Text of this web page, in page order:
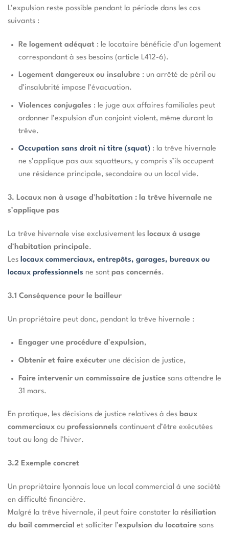
L’expulsion reste possible pendant la période dans les cas
suivants :
Re logement adéquat : le locataire bénéficie d’un logement
correspondant à ses besoins (article L412-6).
Logement dangereux ou insalubre: un arrêté de péril ou
d’insalubrité impose l’évacuation.
Violences conjugales : le juge aux affaires familiales peut
ordonner l’expulsion d’un conjoint violent, même durant la
trêve.
Occupation sans droit ni titre (squat) : la trêve hivernale
ne s’applique pas aux squatteurs, y compris s’ils occupent
une résidence principale, secondaire ou un local vide.
3. Locaux non à usage d’habitation : la trêve hivernale ne
s’applique pas
La trêve hivernale vise exclusivement les locaux à usage
d’habitation principale.
Les locaux commerciaux, entrepôts, garages, bureaux ou
locaux professionnels ne sont pas concernés.
3.1 Conséquence pour le bailleur
Un propriétaire peut donc, pendant la trêve hivernale :
Engager une procédure d’expulsion,
Obtenir et faire exécuterune décision de justice,
Faire intervenir un commissaire de justicesans attendre le
31 mars.
En pratique, les décisions de justice relatives à des baux
commerciaux ou professionnels continuent d’être exécutées
tout au long de l’hiver.
3.2 Exemple concret
Un propriétaire lyonnais loue un local commercial à une société
en difficulté financière.
Malgré la trêve hivernale, il peut faire constater la résiliation
du bail commercial et solliciter l’expulsion du locataire sans